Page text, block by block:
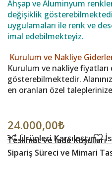
Ahşap ve Aluminyum
değişiklik
uygulamaları ile renk ve
imal edebilmekteyiz.
Kurulum ve Nakliye
Kurulum ve nakliye fiyatları
gösterebilmektedir.
en oranları özel
24.000,00₺
Ürünleri Karşılaştır
Teslimat ve İade Koşulları
Sipariş Süreci ve Mimari